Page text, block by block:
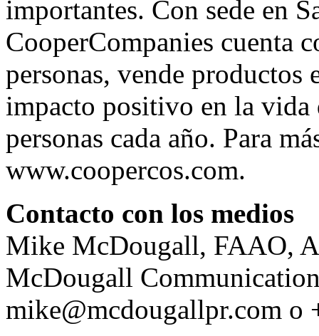
importantes. Con sede en
CooperCompanies cuenta
personas, vende productos
impacto positivo en la vida
personas cada año. Para
www.coopercos.com.
Contacto con los medios
Mike McDougall, FAAO,
McDougall
mike@mcdougallpr.com o